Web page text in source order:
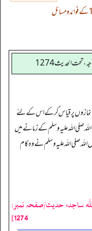
تحت الحديث1274
نمازوں پر قیا س کرکے اس کے لئے
صلی اللہ علیہ وسلم کے زمانے میں
صلی اللہ علیہ وسلم نے وہ کام
ساجد، حدیث/صفحہ نمبر:
1274]